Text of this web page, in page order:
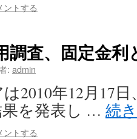
ントする
調査、固定金利
: admin
2010年12月17
を発表し … 続
ントする